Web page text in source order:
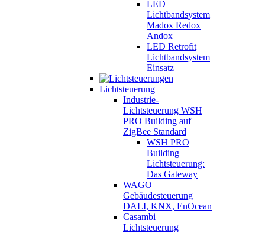
LED
Lichtbandsystem
Madox Redox
Andox
LED Retrofit
Lichtbandsystem
Einsatz
Lichtsteuerung
Industrie-
Lichtsteuerung WSH
PRO Building auf
ZigBee Standard
WSH PRO
Building
Lichtsteuerung:
Das Gateway
WAGO
Gebäudesteuerung
DALI, KNX, EnOcean
Casambi
Lichtsteuerung